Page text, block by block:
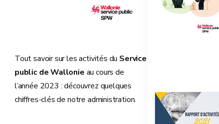
Tout savoir sur les activités du Service
public de Wallonie au cours de
l’année 2023 : découvrez quelques
chiffres-clés de notre administration.